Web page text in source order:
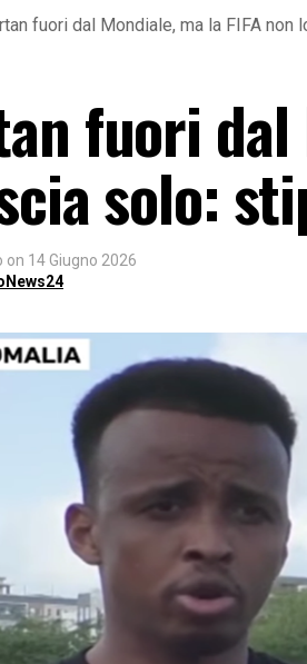
fuori dal Mondiale, ma la FIFA
fuori dal
solo:
on 14 Giugno 2026